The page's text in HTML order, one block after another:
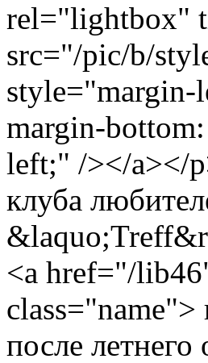
rel="lightbox"
src="/pic/b/
margin-
left;" /></a></
клуба
<a href="/
после